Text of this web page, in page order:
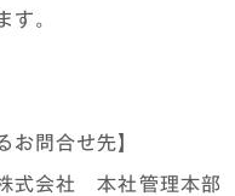
す。
お問合せ先】
式会社 本社管理本部